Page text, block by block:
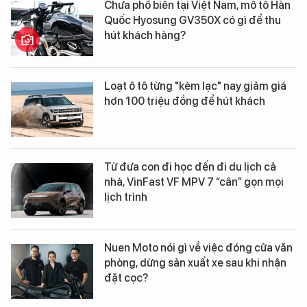
Chưa phổ biến tại Việt Nam, mô tô Hàn
Quốc Hyosung GV350X có gì để thu
hút khách hàng?
Loạt ô tô từng "kèm lạc" nay giảm giá
hơn 100 triệu đồng để hút khách
Từ đưa con đi học đến đi du lịch cả
nhà, VinFast VF MPV 7 “cân” gọn mọi
lịch trình
Nuen Moto nói gì về việc đóng cửa văn
phòng, dừng sản xuất xe sau khi nhận
đặt cọc?